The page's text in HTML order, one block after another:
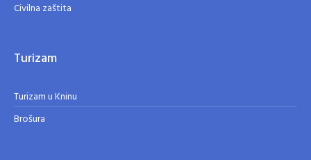
Civilna zaštita
Turizam
Turizam u Kninu
Brošura